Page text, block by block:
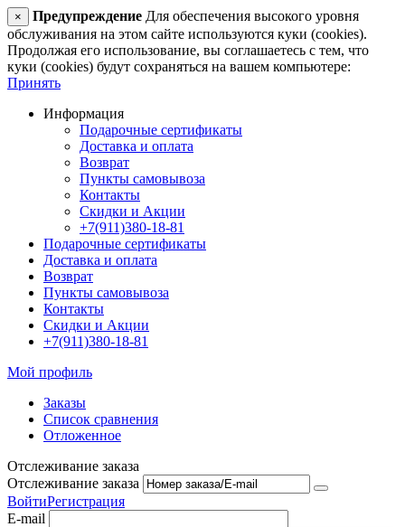
× Предупреждение Для обеспечения высокого уровня
обслуживания на этом сайте используются куки (cookies).
Продолжая его использование, вы соглашаетесь с тем, что
куки (cookies) будут сохраняться на вашем компьютере:
Принять
Информация
Подарочные сертификаты
Доставка и оплата
Возврат
Пункты самовывоза
Контакты
Скидки и Акции
+7(911)380-18-81
Подарочные сертификаты
Доставка и оплата
Возврат
Пункты самовывоза
Контакты
Скидки и Акции
+7(911)380-18-81
Мой профиль
Заказы
Список сравнения
Отложенное
Отслеживание заказа
Отслеживание заказа
ВойтиРегистрация
E-mail